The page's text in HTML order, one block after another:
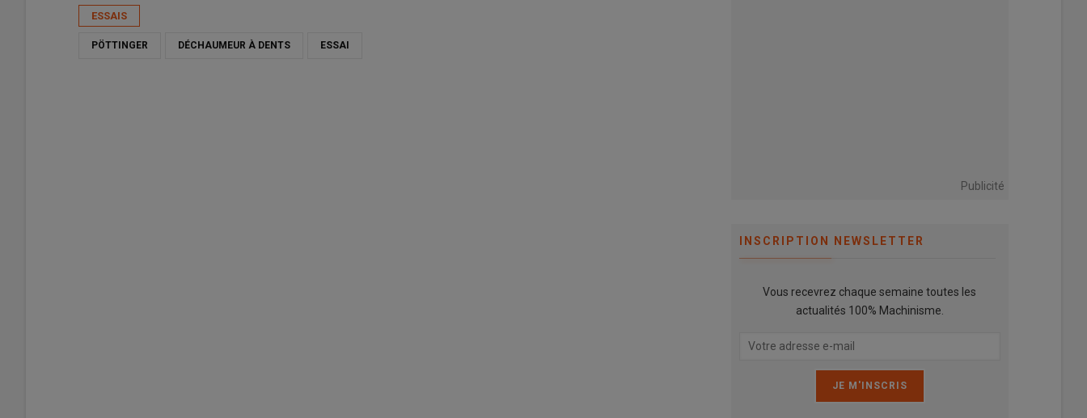
ESSAIS
PÖTTINGER DÉCHAUMEUR À DENTS ESSAI
Publicité
INSCRIPTION NEWSLETTER
Vous recevrez chaque semaine toutes les
actualités 100% Machinisme.